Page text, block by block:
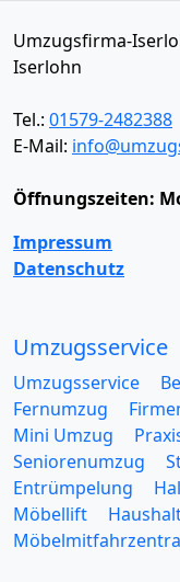
Umzugsfirma-
Iserlohn
Tel.: 01579-2482388
E-Mail:
Öffnungszeiten:
Impressum
Datenschutz
Umzugsservice
Umzugsservice
Fernumzug
Mini Umzug
Seniorenumzug
Entrümpelung
Möbellift